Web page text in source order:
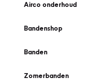
Airco onderhoud
Bandenshop
Banden
Zomerbanden